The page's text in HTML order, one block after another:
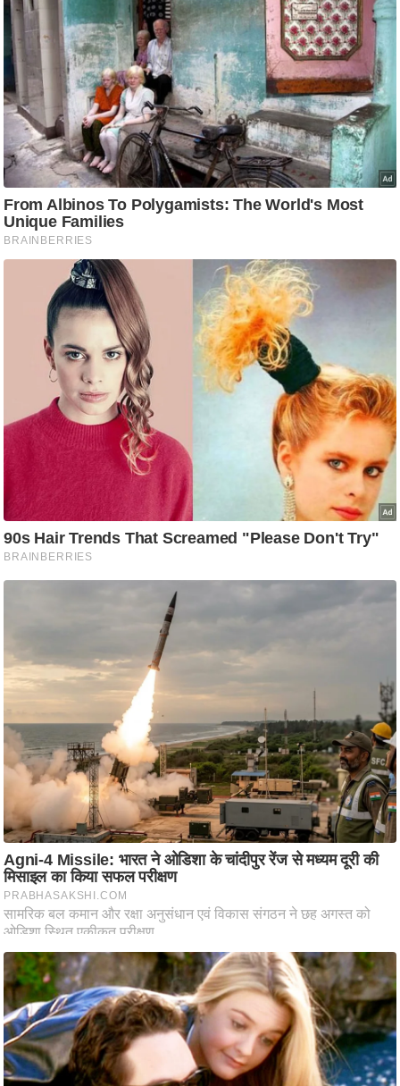
ल
फि
ट
स
मं
त्रा
रि
ले
श
वि
ण
स
म
मा
तृ
मि
स्तं
भ
ए
म
.
आ
र
.
आ
ई
.
चा
य
प